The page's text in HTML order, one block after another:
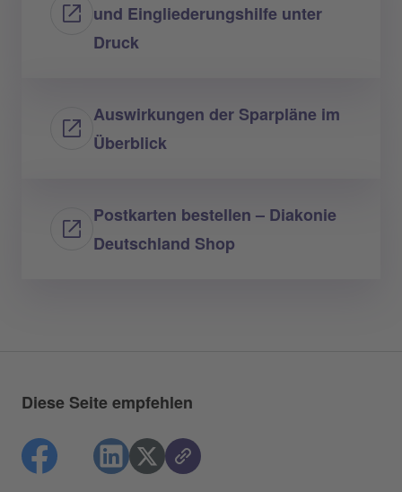
und Eingliederungshilfe unter
Druck
Auswirkungen der Sparpläne im
Überblick
Postkarten bestellen – Diakonie
Deutschland Shop
Diese Seite empfehlen